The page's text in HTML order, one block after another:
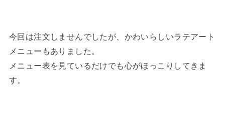
今回は注文しませんでしたが、かわいらしいラテアート
メニューもありました。
メニュー表を見ているだけでも心がほっこりしてきま
す。